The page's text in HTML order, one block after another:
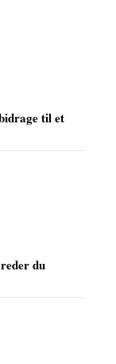
til et
du